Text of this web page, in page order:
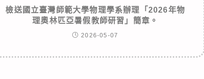
檢送國立臺灣師範大學物理學系辦理「2026年物
理奧林匹亞暑假教師研習」簡章。
2026-05-07